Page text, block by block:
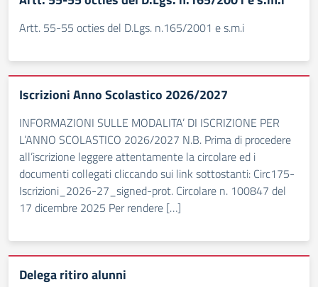
Artt. 55-55 octies del D.Lgs. n.165/2001 e s.m.i
Iscrizioni Anno Scolastico 2026/2027
INFORMAZIONI SULLE MODALITA’ DI ISCRIZIONE PER
L’ANNO SCOLASTICO 2026/2027 N.B. Prima di procedere
all’iscrizione leggere attentamente la circolare ed i
documenti collegati cliccando sui link sottostanti: Circ175-
Iscrizioni_2026-27_signed-prot. Circolare n. 100847 del
17 dicembre 2025 Per rendere […]
Delega ritiro alunni